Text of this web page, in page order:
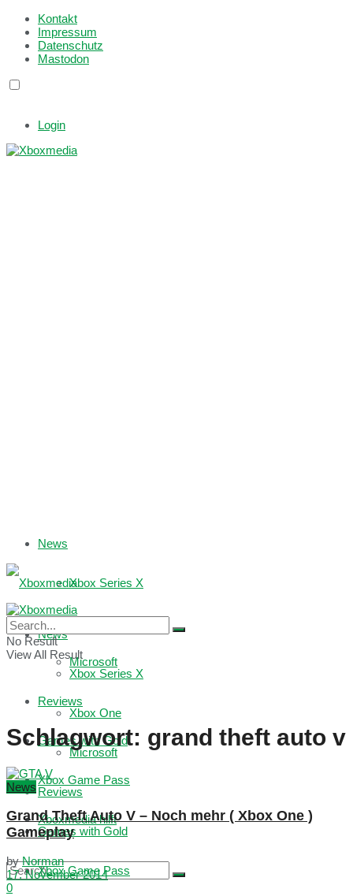
Kontakt
Impressum
Datenschutz
Mastodon
Login
News
Xbox Series X
Microsoft
Reviews
Games with Gold
Xbox Game Pass
Xboxmedia hilft
News
Xbox Series X
Xbox One
Microsoft
Reviews
Games with Gold
Xbox Game Pass
No Result
View All Result
Schlagwort: grand theft auto v
News
Grand Theft Auto V – Noch mehr ( Xbox One )
Gameplay
by Norman
17. November 2014
0